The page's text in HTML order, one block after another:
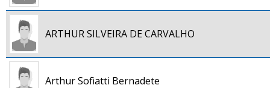
ARTHUR SILVEIRA DE CARVALHO
Arthur Sofiatti Bernadete